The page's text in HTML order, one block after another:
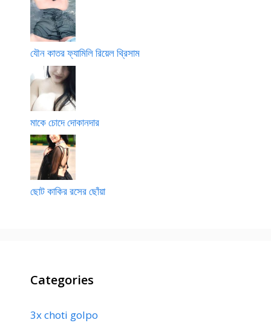
যৌন কাতর ফ্যামিলি রিয়েল থ্রিসাম
মাকে চোদে দোকানদার
ছোট কাকির রসের ছোঁয়া
Categories
3x choti golpo